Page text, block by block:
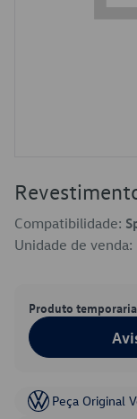
Compatibilidade:
Unidade de venda:
Produto
Peça Original